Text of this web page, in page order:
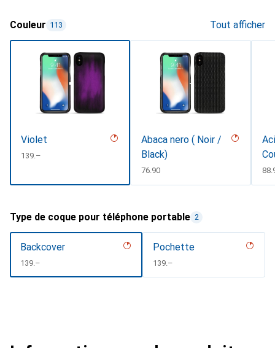
Couleur 113 Tout afficher
Violet
CHF
139.–
Abaca nero ( Noir /
Black)
CHF
76.90
Type de coque pour téléphone portable 2
Backcover
CHF
139.–
Pochette
CHF
139.–